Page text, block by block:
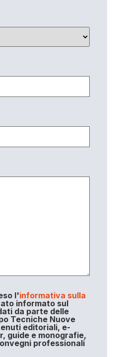
l'informativa sulla
informato sul
da parte delle
Tecniche Nuove
editoriali, e-
guide e monografie,
professionali